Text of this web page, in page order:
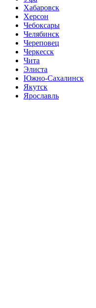
Хабаровск
Херсон
Чебоксары
Челябинск
Череповец
Черкесск
Чита
Элиста
Южно-Сахалинск
Якутск
Ярославль